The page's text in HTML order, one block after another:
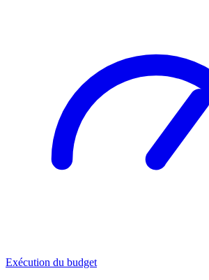
Exécution du budget